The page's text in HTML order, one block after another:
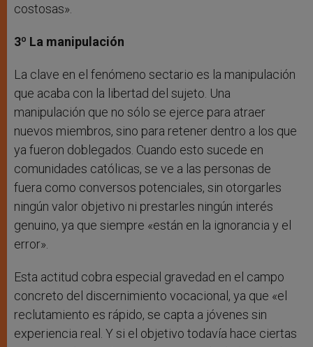
costosas».
3º La manipulación
La clave en el fenómeno sectario es la manipulación
que acaba con la libertad del sujeto. Una
manipulación que no sólo se ejerce para atraer
nuevos miembros, sino para retener dentro a los que
ya fueron doblegados. Cuando esto sucede en
comunidades católicas, se ve a las personas de
fuera como conversos potenciales, sin otorgarles
ningún valor objetivo ni prestarles ningún interés
genuino, ya que siempre «están en la ignorancia y el
error».
Esta actitud cobra especial gravedad en el campo
concreto del discernimiento vocacional, ya que «el
reclutamiento es rápido, se capta a jóvenes sin
experiencia real. Y si el objetivo todavía hace ciertas